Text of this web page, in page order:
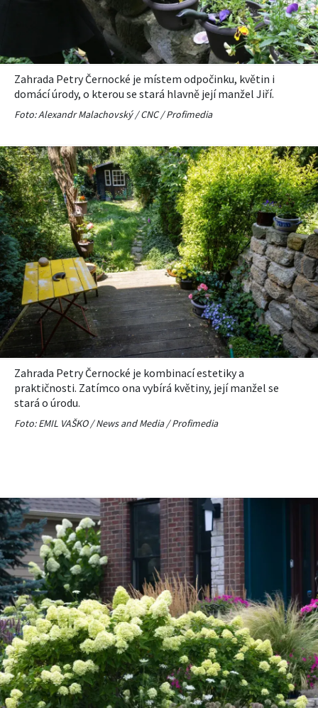
KVÍZY A TESTY
Zahrada Petry Černocké je místem odpočinku, květin i
domácí úrody, o kterou se stará hlavně její manžel Jiří.
Foto: Alexandr Malachovský / CNC / Profimedia
Zahrada Petry Černocké je kombinací estetiky a
praktičnosti. Zatímco ona vybírá květiny, její manžel se
stará o úrodu.
Foto: EMIL VAŠKO / News and Media / Profimedia